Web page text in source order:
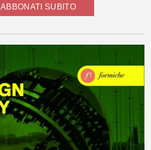
ABBONATI SUBITO